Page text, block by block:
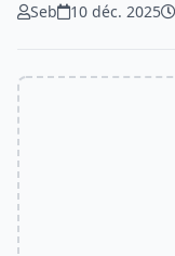
Seb 10 déc. 2025